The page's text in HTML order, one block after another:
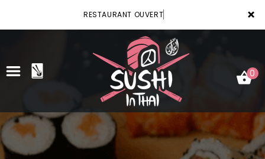
×
RESTAURANT OUVERT
ACCUEIL
0